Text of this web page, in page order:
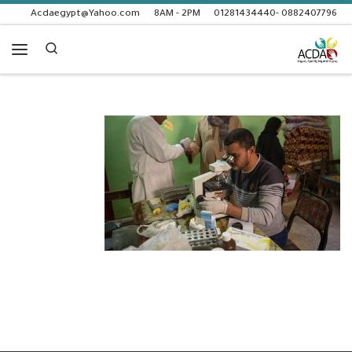
Skip to content
0882407796 -01281434440
8AM - 2PM
Acdaegypt@Yahoo.com
Search